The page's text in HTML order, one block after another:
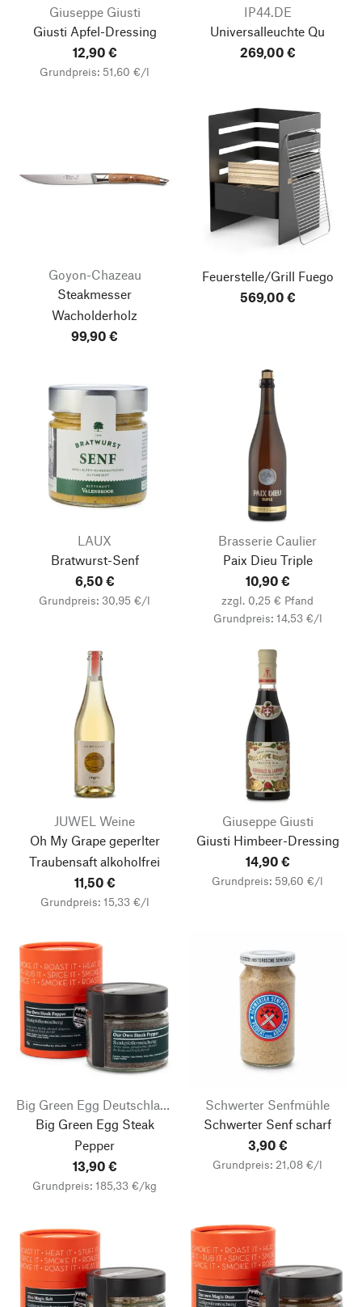
Giuseppe Giusti
Giusti Apfel-Dressing
12,90 €
Grundpreis: 51,60 €/l
IP44.DE
Universalleuchte Qu
269,00 €
Goyon-Chazeau
Steakmesser
Wacholderholz
99,90 €
Feuerstelle/Grill Fuego
569,00 €
LAUX
Bratwurst-Senf
6,50 €
Grundpreis: 30,95 €/l
Brasserie Caulier
Paix Dieu Triple
10,90 €
zzgl. 0,25 € Pfand
Grundpreis: 14,53 €/l
JUWEL Weine
Oh My Grape geperlter
Traubensaft alkoholfrei
11,50 €
Grundpreis: 15,33 €/l
Giuseppe Giusti
Giusti Himbeer-Dressing
14,90 €
Grundpreis: 59,60 €/l
Big Green Egg Steak
Pepper
13,90 €
Grundpreis: 185,33 €/kg
Schwerter Senfmühle
Schwerter Senf scharf
3,90 €
Grundpreis: 21,08 €/l